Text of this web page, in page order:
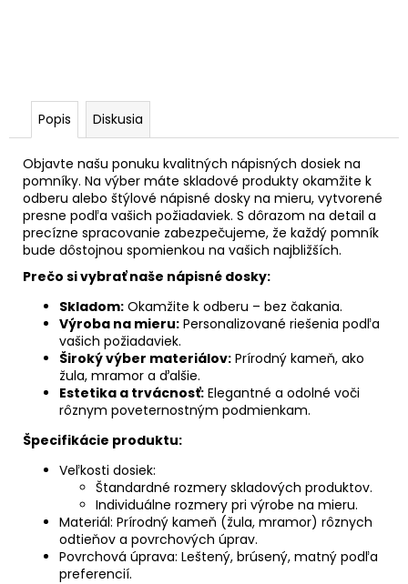
Popis Diskusia
Objavte našu ponuku kvalitných nápisných dosiek na
pomníky. Na výber máte skladové produkty okamžite k
odberu alebo štýlové nápisné dosky na mieru, vytvorené
presne podľa vašich požiadaviek. S dôrazom na detail a
precízne spracovanie zabezpečujeme, že každý pomník
bude dôstojnou spomienkou na vašich najbližších.
Prečo si vybrať naše nápisné dosky:
Skladom: Okamžite k odberu – bez čakania.
Výroba na mieru: Personalizované riešenia podľa
vašich požiadaviek.
Široký výber materiálov: Prírodný kameň, ako
žula, mramor a ďalšie.
Estetika a trvácnosť: Elegantné a odolné voči
rôznym poveternostným podmienkam.
Špecifikácie produktu:
Veľkosti dosiek:
Štandardné rozmery skladových produktov.
Individuálne rozmery pri výrobe na mieru.
Materiál: Prírodný kameň (žula, mramor) rôznych
odtieňov a povrchových úprav.
Povrchová úprava: Leštený, brúsený, matný podľa
preferencií.